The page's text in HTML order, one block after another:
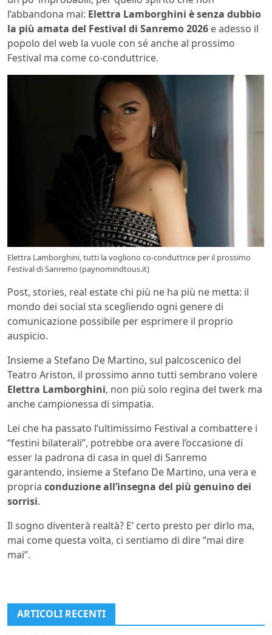
l’abbandona mai: Elettra Lamborghini è senza dubbio
la più amata del Festival di Sanremo 2026 e adesso il
popolo del web la vuole con sé anche al prossimo
Festival ma come co-conduttrice.
Elettra Lamborghini, tutti la vogliono co-conduttrice per il prossimo
Festival di Sanremo (paynomindtous.it)
Post, stories, real estate chi più ne ha più ne metta: il
mondo dei social sta scegliendo ogni genere di
comunicazione possibile per esprimere il proprio
auspicio.
Insieme a Stefano De Martino, sul palcoscenico del
Teatro Ariston, il prossimo anno tutti sembrano volere
Elettra Lamborghini, non più solo regina del twerk ma
anche campionessa di simpatia.
Lei che ha passato l’ultimissimo Festival a combattere i
“festini bilaterali”, potrebbe ora avere l’occasione di
esser la padrona di casa in quel di Sanremo
garantendo, insieme a Stefano De Martino, una vera e
propria conduzione all’insegna del più genuino dei
sorrisi.
Il sogno diventerà realtà? E’ certo presto per dirlo ma,
mai come questa volta, ci sentiamo di dire “mai dire
mai”.
ARTICOLI RECENTI